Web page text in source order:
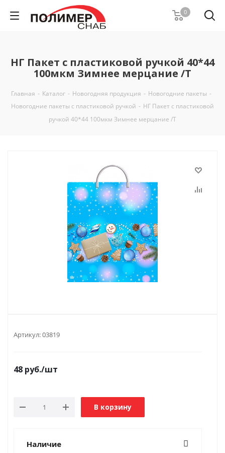
0
НГ Пакет с пластиковой ручкой 40*44
100мкм Зимнее мерцание /Т
Главная - Каталог - Новогодняя продукция - Новогодние пакеты -
Новогодние пакеты с пластиковой ручкой - НГ Пакет с пластиковой
ручкой 40*44 100мкм Зимнее мерцание /Т
Артикул:03819
48 руб./шт
В корзину
Наличие